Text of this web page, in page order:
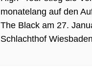
monatelang auf den
The Black am 27.
Schlachthof